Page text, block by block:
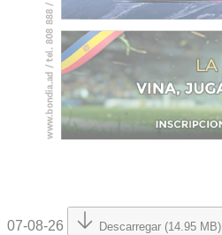
07-08-26 Descarregar (14.95 MB)